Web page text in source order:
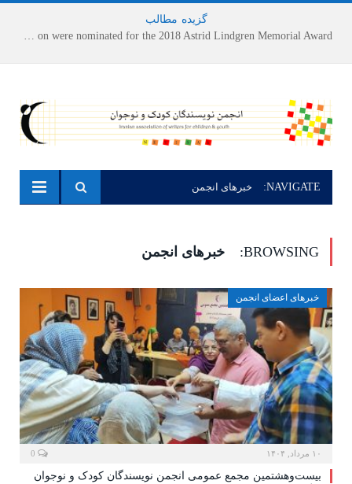
گزیده مطالب
NAVIGATE: خبرهای انجمن
BROWSING: خبرهای انجمن
خبرهای اعضای انجمن
۱۰ مرداد, ۱۴۰۴
بیست‌وهشتمین مجمع عمومی انجمن نویسندگان کودک و نوجوان